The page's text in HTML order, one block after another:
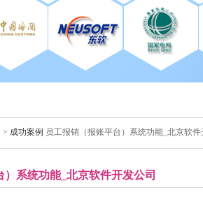
> 成功案例 员工报销（报账平台）系统功能_北京软
）系统功能_北京软件开发公司